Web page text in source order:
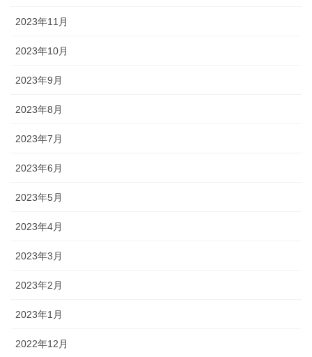
2023年11月
2023年10月
2023年9月
2023年8月
2023年7月
2023年6月
2023年5月
2023年4月
2023年3月
2023年2月
2023年1月
2022年12月